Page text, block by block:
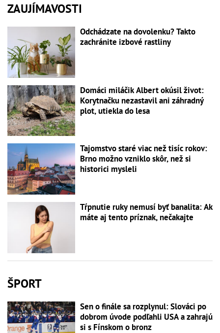
ZAUJÍMAVOSTI
Odchádzate na dovolenku? Takto
zachránite izbové rastliny
Domáci miláčik Albert okúsil život:
Korytnačku nezastavil ani záhradný
plot, utiekla do lesa
Tajomstvo staré viac než tisíc rokov:
Brno možno vzniklo skôr, než si
historici mysleli
Tŕpnutie ruky nemusí byť banalita: Ak
máte aj tento príznak, nečakajte
ŠPORT
Sen o finále sa rozplynul: Slováci po
dobrom úvode podľahli USA a zahrajú
si s Fínskom o bronz